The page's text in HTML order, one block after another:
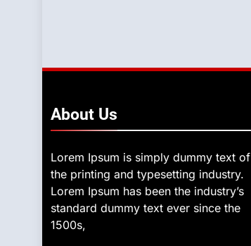
About Us
Lorem Ipsum is simply dummy text of
the printing and typesetting industry.
Lorem Ipsum has been the industry’s
standard dummy text ever since the
1500s,